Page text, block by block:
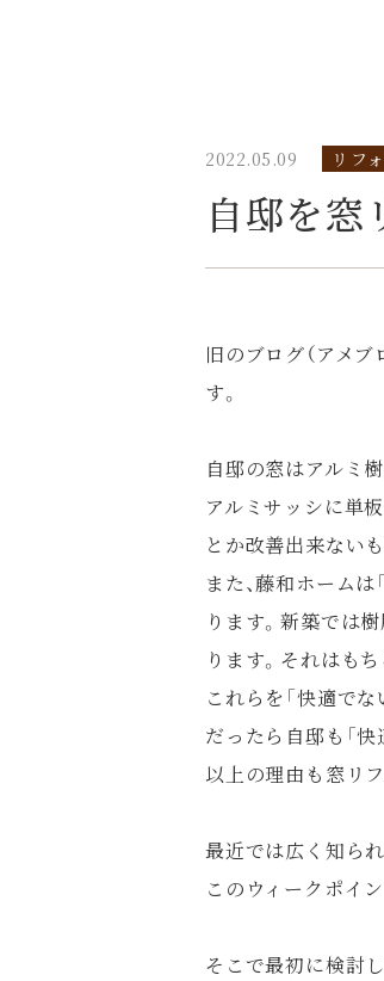
2022.05.09 リフ
自邸を窓
旧のブログ（アメ
す。
自邸の窓はアルミ
アルミサッシに単
とか改善出来ない
また、藤和ホーム
ります。新築では
ります。それはも
これらを「快適で
だったら自邸も「快
以上の理由も窓リ
最近では広く知ら
このウィークポイ
そこで最初に検討